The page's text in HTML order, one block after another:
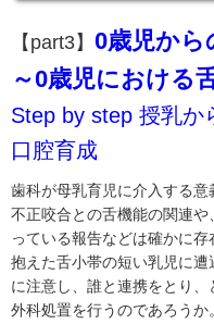
【part3】 0歳児から
～0歳児における
Step by step 授乳か
口腔育成
歯科が母乳育児に介入する意
不正咬合との舌機能の関連
っている報告などは確かに
抱えた舌小帯の短い乳児に
に注意し、誰と連携をとり
外科処置を行うのであろうか。